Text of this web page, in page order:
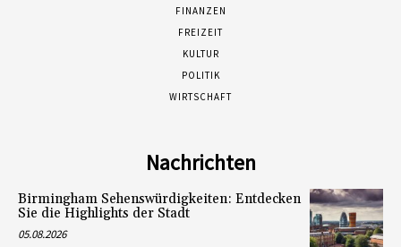
FINANZEN
FREIZEIT
KULTUR
POLITIK
WIRTSCHAFT
Nachrichten
Birmingham Sehenswürdigkeiten: Entdecken
Sie die Highlights der Stadt
05.08.2026